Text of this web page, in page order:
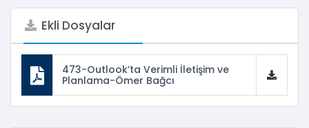
Ekli Dosyalar
473-Outlook’ta Verimli İletişim ve
Planlama-Ömer Bağcı